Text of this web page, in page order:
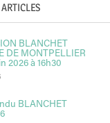
BLANCHET
DE MONTPELLIER
2026 à 16h30
BLANCHET